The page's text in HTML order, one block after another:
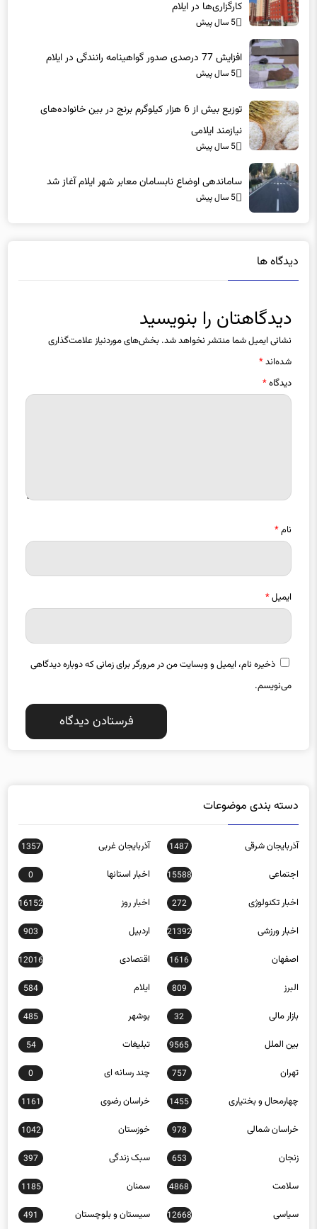
کارگزاری‌ها در ایلام
5 سال پیش
افزایش 77 درصدی صدور گواهینامه رانندگی در ایلام
5 سال پیش
توزیع بیش از 6 هزار کیلوگرم برنج در بین خانواده‌های
نیازمند ایلامی
5 سال پیش
ساماندهی اوضاع نابسامان معابر شهر ایلام آغاز شد
5 سال پیش
دیدگاه ها
دیدگاهتان را بنویسید
نشانی ایمیل شما منتشر نخواهد شد. بخش‌های موردنیاز علامت‌گذاری
شده‌اند*
دیدگاه*
نام*
ایمیل*
ذخیره نام، ایمیل و وبسایت من در مرورگر برای زمانی که دوباره دیدگاهی
می‌نویسم.
دسته بندی موضوعات
آذربایجان شرقی 1487 آذربایجان غربی 1357
اجتماعی 15588 اخبار استانها 0
اخبار تکنولوژی 272 اخبار روز 16152
اخبار ورزشی 21392 اردبیل 903
اصفهان 1616 اقتصادی 12016
البرز 809 ایلام 584
بازار مالی 32 بوشهر 485
بین الملل 9565 تبلیغات 54
تهران 757 چند رسانه ای 0
چهارمحال و بختیاری 1455 خراسان رضوی 1161
خراسان شمالی 978 خوزستان 1042
زنجان 653 سبک زندگی 397
سلامت 4868 سمنان 1185
سیاسی 12668 سیستان و بلوچستان 491